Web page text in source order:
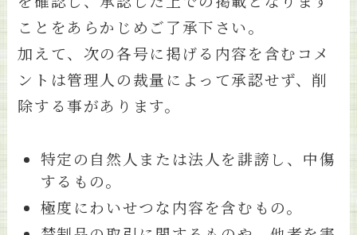
ことをあらかじめご了承下さい。
加えて、次の各号に掲げる内容を含むコメ
ントは管理人の裁量によって承認せず、削
除する事があります。
特定の自然人または法人を誹謗し、中傷
するもの。
極度にわいせつな内容を含むもの。